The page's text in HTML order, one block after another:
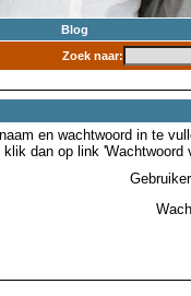
Blog
Zoek naar:
en wachtwoord in te
dan op link 'Wachtwoord